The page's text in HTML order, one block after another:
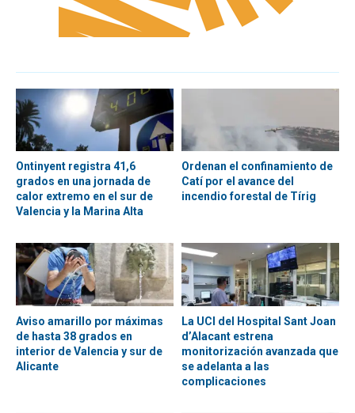
Ontinyent registra 41,6
grados en una jornada de
calor extremo en el sur de
Valencia y la Marina Alta
Ordenan el confinamiento de
Catí por el avance del
incendio forestal de Tírig
Aviso amarillo por máximas
de hasta 38 grados en
interior de Valencia y sur de
Alicante
La UCI del Hospital Sant Joan
d’Alacant estrena
monitorización avanzada que
se adelanta a las
complicaciones